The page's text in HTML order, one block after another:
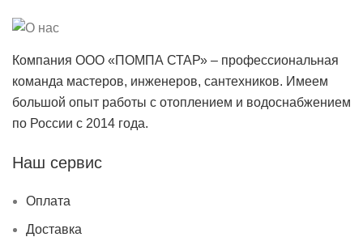
Компания ООО «ПОМПА СТАР» – профессиональная
команда мастеров, инженеров, сантехников. Имеем
большой опыт работы с отоплением и водоснабжением
по России с 2014 года.
Наш сервис
Оплата
Доставка